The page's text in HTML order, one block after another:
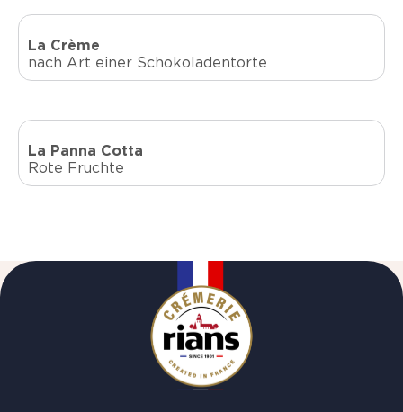
La Crème
nach Art einer Schokoladentorte​
La Panna Cotta
Rote Fruchte